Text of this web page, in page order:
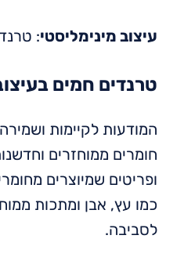
עיצוב מינימליסטי:
טרנדים חמים
המודעות לקיימות
חומרים ממוחזרים
ופריטים שמיוצרים
כמו עץ, אבן ומתכות
לסביבה.